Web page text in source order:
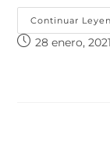
Continuar
28 enero, 2021